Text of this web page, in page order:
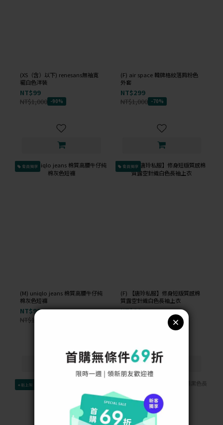
(XS（含）以下) renesans無袖寬
襬白色洋裝
NT$99
NT$1,000 -90%
(F) air space 韓牌格紋落肩粉色
外套
NT$299
NT$1,000 -70%
會員獨享
(M) uniqlo jeans 棉質高腰牛仔純
棉灰色短褲
NT$99
NT$1,000
會員獨享
(F) 【唐玲私服】修身短版質感棉
質露空針織白色長袖上衣
NT$99
✦新上架